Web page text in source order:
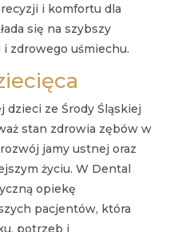
i komfortu dla
się na szybszy
zdrowego uśmiechu.
ze Środy Śląskiej
stan zdrowia zębów w
jamy ustnej oraz
życiu. W Dental
opiekę
pacjentów, która
potrzeb i